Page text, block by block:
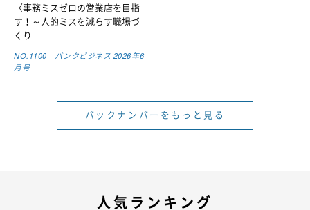
〈事務ミスゼロの営業店を目指
す！～人的ミスを減らす職場づ
くり
NO.1100 バンクビジネス 2026年6
月号
バックナンバーをもっと見る
人気ランキング